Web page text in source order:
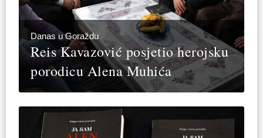
Danas u Goraždu
Reis Kavazović posjetio herojsku
porodicu Alena Muhića